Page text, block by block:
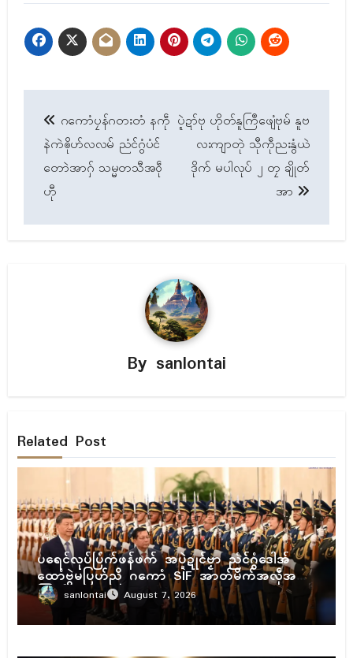
navigation
ဂကောံပၠန်ဂတးတံ နကဵု
နဲကဲၜိုဟ်လလမ် ညံၚ်ဂွံပံၚ်
တောဲအာဂှ် သမ္မတသီအဝဵု
ဟီု
ပ္ဍဲဍာ်ဗု ဟိုတ်နူကြဳဖျေံဗုမ် နူဗ
လးကျာတုဲ သီုကဵုညးနွံယဲ
ဒိုက် မပါလုပ် ၂ တၠ ချိုတ်
အာ
By sanlontai
Related Post
ပရိုၚ်
ပရေၚ်လုပ်ပြံက်ဖန်ဖက် အပ္ဍဲဍုၚ်ဗၟာ ညံၚ်ဂွံဒေါအ်
ထောံဗွဲမပြဟ်ညိ ဂကောံ SIF အာတ်မိက်အလဵုအသဳ
ကြုက်sanlontai August 7, 2026